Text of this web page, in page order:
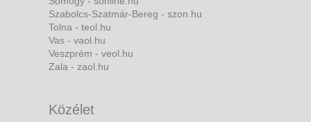
Szabolcs-Szatmár-Bereg - szon.hu
Tolna - teol.hu
Vas - vaol.hu
Veszprém - veol.hu
Zala - zaol.hu
Közélet